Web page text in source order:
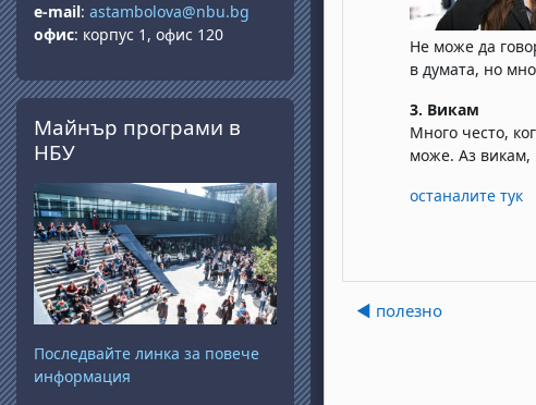
Не може да
в думата, но
3. Викам
Много често,
може. Аз викам,
останалите тук
◀︎ полезно
e-mail: astambolova@nbu.bg
офис: корпус 1, офис 120
Прескочи Майнър програми в НБУ
Майнър програми в
НБУ
Последвайте линка за повече
информация